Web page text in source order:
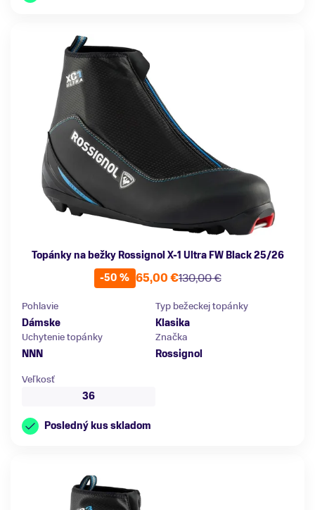
Topánky na bežky Rossignol X-1 Ultra FW Black 25/26
-50 %
130,00 €
65,00 €
Pohlavie
Dámske
Typ bežeckej topánky
Klasika
Uchytenie topánky
NNN
Značka
Rossignol
Veľkosť
36
Posledný kus skladom